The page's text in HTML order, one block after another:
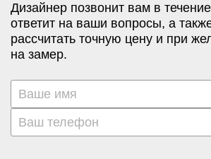
Дизайнер позвонит вам в
ответит на ваши вопросы, а
рассчитать точную цену и при
на замер.